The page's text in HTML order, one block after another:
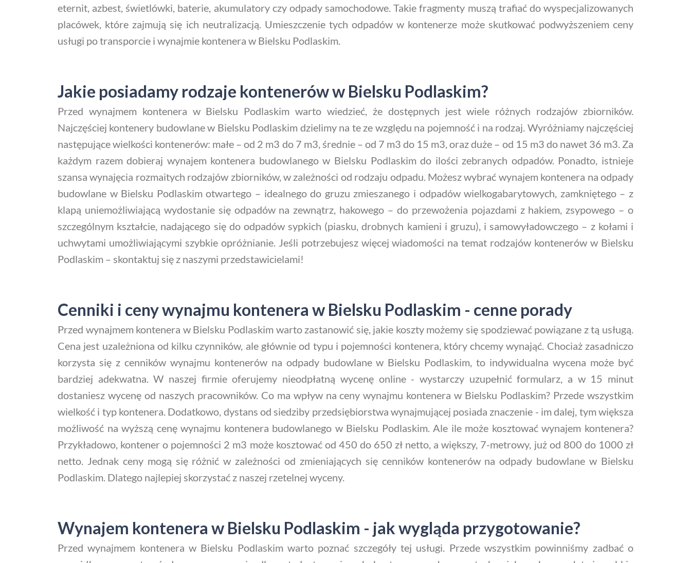
eternit, azbest, świetlówki, baterie, akumulatory czy odpady samochodowe. Takie fragmenty muszą trafiać do wyspecjalizowanych
placówek, które zajmują się ich neutralizacją. Umieszczenie tych odpadów w kontenerze może skutkować podwyższeniem ceny
usługi po transporcie i wynajmie kontenera w Bielsku Podlaskim.
Jakie posiadamy rodzaje kontenerów w Bielsku Podlaskim?
Przed wynajmem kontenera w Bielsku Podlaskim warto wiedzieć, że dostępnych jest wiele różnych rodzajów zbiorników.
Najczęściej kontenery budowlane w Bielsku Podlaskim dzielimy na te ze względu na pojemność i na rodzaj. Wyróżniamy najczęściej
następujące wielkości kontenerów: małe – od 2 m3 do 7 m3, średnie – od 7 m3 do 15 m3, oraz duże – od 15 m3 do nawet 36 m3. Za
każdym razem dobieraj wynajem kontenera budowlanego w Bielsku Podlaskim do ilości zebranych odpadów. Ponadto, istnieje
szansa wynajęcia rozmaitych rodzajów zbiorników, w zależności od rodzaju odpadu. Możesz wybrać wynajem kontenera na odpady
budowlane w Bielsku Podlaskim otwartego – idealnego do gruzu zmieszanego i odpadów wielkogabarytowych, zamkniętego – z
klapą uniemożliwiającą wydostanie się odpadów na zewnątrz, hakowego – do przewożenia pojazdami z hakiem, zsypowego – o
szczególnym kształcie, nadającego się do odpadów sypkich (piasku, drobnych kamieni i gruzu), i samowyładowczego – z kołami i
uchwytami umożliwiającymi szybkie opróżnianie. Jeśli potrzebujesz więcej wiadomości na temat rodzajów kontenerów w Bielsku
Podlaskim – skontaktuj się z naszymi przedstawicielami!
Cenniki i ceny wynajmu kontenera w Bielsku Podlaskim - cenne porady
Przed wynajmem kontenera w Bielsku Podlaskim warto zastanowić się, jakie koszty możemy się spodziewać powiązane z tą usługą.
Cena jest uzależniona od kilku czynników, ale głównie od typu i pojemności kontenera, który chcemy wynająć. Chociaż zasadniczo
korzysta się z cenników wynajmu kontenerów na odpady budowlane w Bielsku Podlaskim, to indywidualna wycena może być
bardziej adekwatna. W naszej firmie oferujemy nieodpłatną wycenę online - wystarczy uzupełnić formularz, a w 15 minut
dostaniesz wycenę od naszych pracowników. Co ma wpływ na ceny wynajmu kontenera w Bielsku Podlaskim? Przede wszystkim
wielkość i typ kontenera. Dodatkowo, dystans od siedziby przedsiębiorstwa wynajmującej posiada znaczenie - im dalej, tym większa
możliwość na wyższą cenę wynajmu kontenera budowlanego w Bielsku Podlaskim. Ale ile może kosztować wynajem kontenera?
Przykładowo, kontener o pojemności 2 m3 może kosztować od 450 do 650 zł netto, a większy, 7-metrowy, już od 800 do 1000 zł
netto. Jednak ceny mogą się różnić w zależności od zmieniających się cenników kontenerów na odpady budowlane w Bielsku
Podlaskim. Dlatego najlepiej skorzystać z naszej rzetelnej wyceny.
Wynajem kontenera w Bielsku Podlaskim - jak wygląda przygotowanie?
Przed wynajmem kontenera w Bielsku Podlaskim warto poznać szczegóły tej usługi. Przede wszystkim powinniśmy zadbać o